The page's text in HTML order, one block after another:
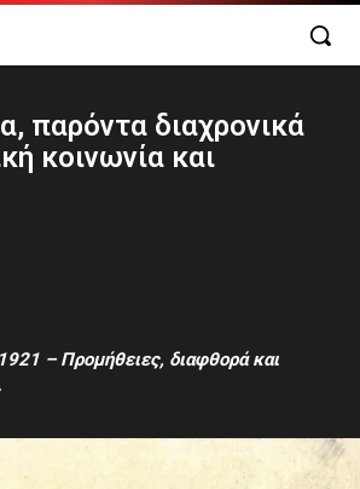
παρόντα διαχρονικά
κοινωνία και
– Προμήθειες, διαφθορά και